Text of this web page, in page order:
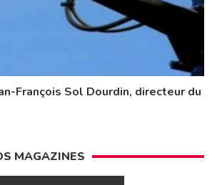
François Sol Dourdin, directeur du
MAGAZINES